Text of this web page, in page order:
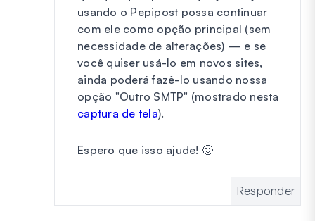
usando o Pepipost possa continuar
com ele como opção principal (sem
necessidade de alterações) — e se
você quiser usá-lo em novos sites,
ainda poderá fazê-lo usando nossa
opção "Outro SMTP" (mostrado nesta
captura de tela).
Espero que isso ajude! 🙂
Responder